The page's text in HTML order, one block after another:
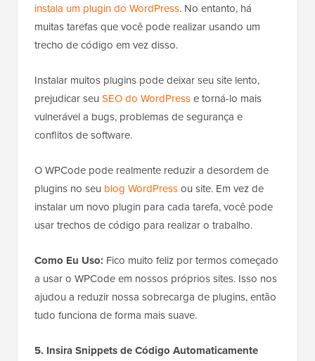
instala um plugin do WordPress. No entanto, há
muitas tarefas que você pode realizar usando um
trecho de código em vez disso.
Instalar muitos plugins pode deixar seu site lento,
prejudicar seu SEO do WordPresse torná-lo mais
vulnerável a bugs, problemas de segurança e
conflitos de software.
O WPCode pode realmente reduzir a desordem de
plugins no seu blog WordPressou site. Em vez de
instalar um novo plugin para cada tarefa, você pode
usar trechos de código para realizar o trabalho.
Como Eu Uso: Fico muito feliz por termos começado
a usar o WPCode em nossos próprios sites. Isso nos
ajudou a reduzir nossa sobrecarga de plugins, então
tudo funciona de forma mais suave.
5. Insira Snippets de Código Automaticamente